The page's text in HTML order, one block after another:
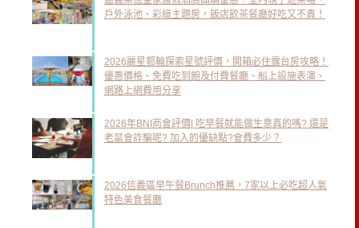
戶外泳池、彩繪主題房，飯店飲茶餐廳好吃又不貴！
2026麗星郵輪探索星號評價，開箱必住露台房攻略！
優惠價格、免費吃到飽及付費餐廳、船上設施表演、
網路上網費用分享
2026年BNI商會評價| 吃早餐就能做生意真的嗎? 還是
老鼠會詐騙呢? 加入的優缺點?會費多少？
2026信義區早午餐Brunch推薦，7家以上必吃超人氣
特色美食餐廳